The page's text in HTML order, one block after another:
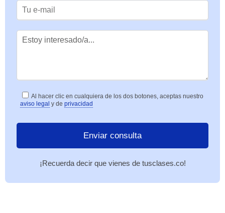
Al hacer clic en cualquiera de los dos botones, aceptas nuestro
aviso legal y de privacidad
¡Recuerda decir que vienes de tusclases.co!